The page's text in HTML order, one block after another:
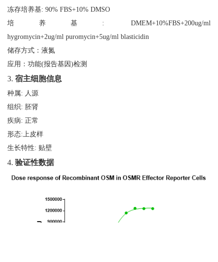
冻存培养基: 90% FBS+10% DMSO
培养基: DMEM+10%FBS+200ug/ml
hygromycin+2ug/ml puromycin+5ug/ml blasticidin
储存方式：液氮
应用：功能(报告基因)检测
3. 宿主细胞信息
种属: 人源
组织: 胚肾
疾病: 正常
形态:上皮样
生长特性: 贴壁
4. 验证性数据